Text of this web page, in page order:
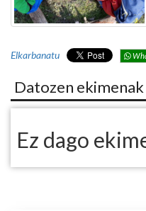
Elkarbanatu
Datozen ekimenak
Ez dago